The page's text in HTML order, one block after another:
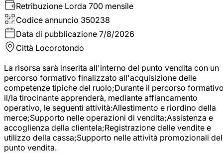
Retribuzione Lorda 700 mensile
Codice annuncio 350238
Data di pubblicazione 7/8/2026
Città Locorotondo
La risorsa sarà inserita all'interno del punto vendita con un
percorso formativo finalizzato all'acquisizione delle
competenze tipiche del ruolo;Durante il percorso
il/la tirocinante apprenderà, mediante affiancamento
operativo, le seguenti attività:Allestimento e riordino della
merce;Supporto nelle operazioni di vendita;Assistenza e
accoglienza della clientela;Registrazione delle vendite e
utilizzo della cassa;Supporto nelle attività promozionali del
punto vendita.